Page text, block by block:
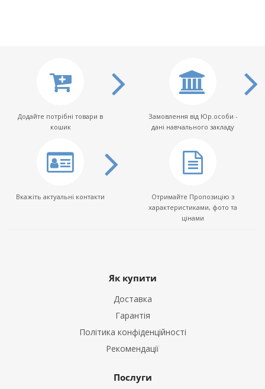
Додайте потрібні товари в
кошик
Замовлення від Юр.особи -
дані навчального закладу
Вкажіть актуальні контакти
Отримайте Пропозицію з
характеристиками, фото та
цінами
Як купити
Доставка
Гарантія
Політика конфіденційності
Рекомендації
Послуги